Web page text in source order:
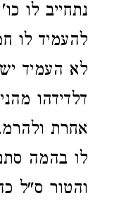
נתחייב לו
להעמיד לו
לא העמיד
דלדידהו
אחרת
לו בהמה
והטור ס"ל